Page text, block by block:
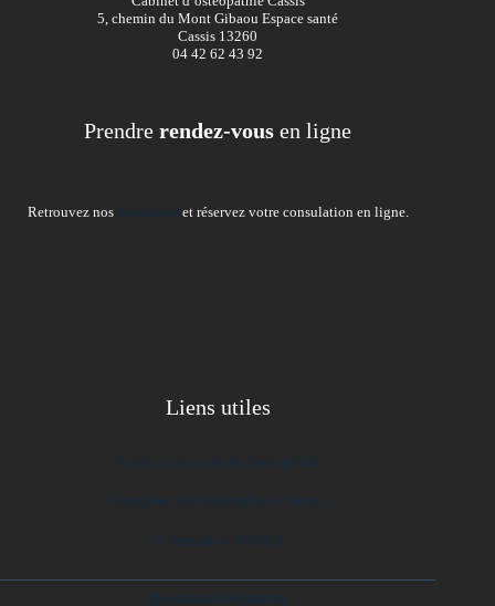
5, chemin du Mont Gibaou Espace santé
Cassis 13260
04 42 62 43 92
Prendrerendez-vous en ligne
Retrouvez nos et réservez votre consulation en ligne.
Liens utiles